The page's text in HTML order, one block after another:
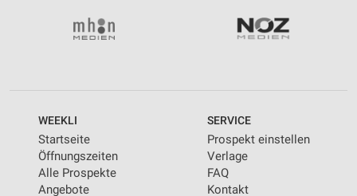
WEEKLI
Startseite
Öffnungszeiten
Alle Prospekte
Angebote
SERVICE
Prospekt einstellen
Verlage
FAQ
Kontakt